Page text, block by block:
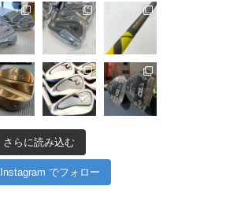
さらに読み込む
Instagram でフォロー